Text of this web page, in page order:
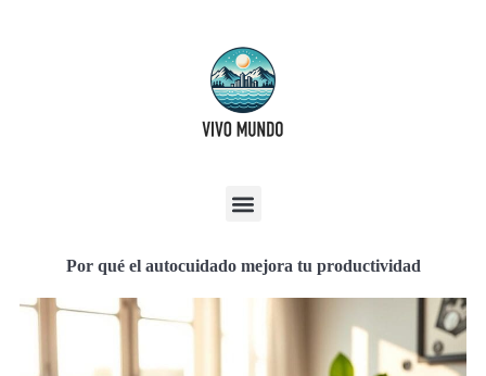
Por qué el autocuidado mejora tu productividad